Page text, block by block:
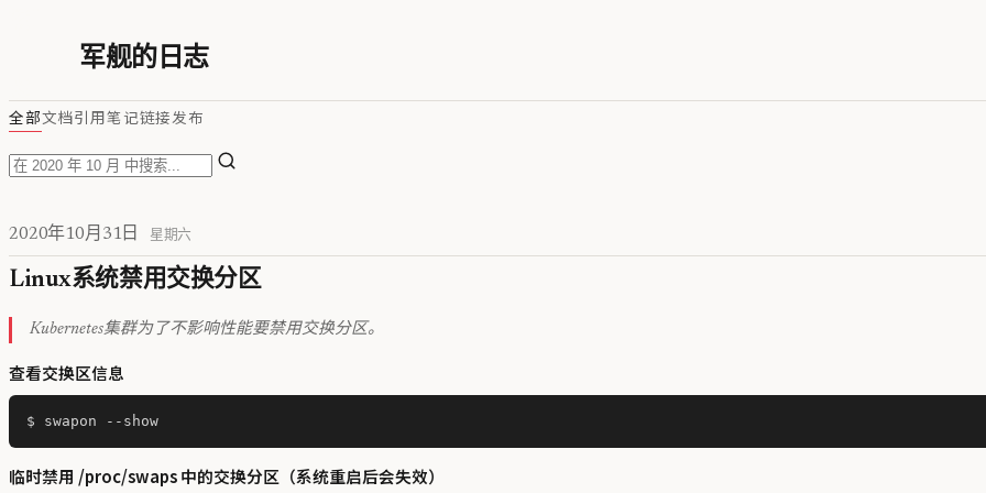
军舰的日志
全部文档引用笔记链接发布
2020年10月31日 星期六
Linux系统禁用交换分区
Kubernetes集群为了不影响性能要禁用交换分区。
查看交换区信息
临时禁用 /proc/swaps 中的交换分区（系统重启后会失效）